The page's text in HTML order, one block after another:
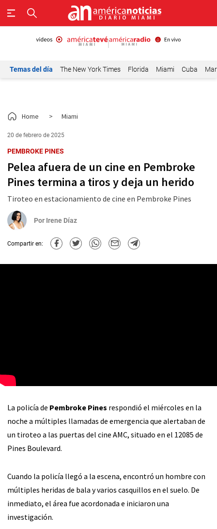
Temas del día The New York Times Florida Miami Cuba
Home > Miami
20 de febrero de 2025
PEMBROKE PINES
Pelea afuera de un cine en Pembroke
Pines termina a tiros y deja un herido
Tiroteo en estacionamiento de cine en Pembroke Pines
Por Irene Díaz
Compartir en:
La policía de Pembroke Pines respondió el miércoles en la
noche a múltiples llamadas de emergencia que alertaban de
un tiroteo a las puertas del cine AMC, situado en el 12085 de
Pines Boulevard.
Cuando la policía llegó a la escena, encontró un hombre con
múltiples heridas de bala y varios casquillos en el suelo. De
inmediato, el área fue acordonada e iniciaron una
investigación.